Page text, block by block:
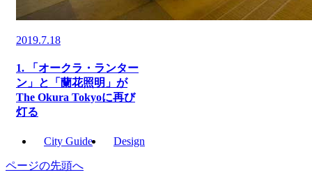
2019.7.18
1. 「オークラ・ランター
ン」と「蘭花照明」が
The Okura Tokyoに再び
灯る
City Guide Design
ページの先頭へ